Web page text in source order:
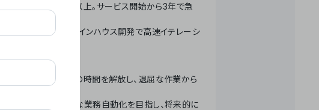
近成長率300%以上。サービス開始から3年で急
トフォームで完結。インハウス開発で高速イテレーシ
クノロジーで人々の時間を解放し、退屈な作業から
」 – 世界的な業務自動化を目指し、将来的に